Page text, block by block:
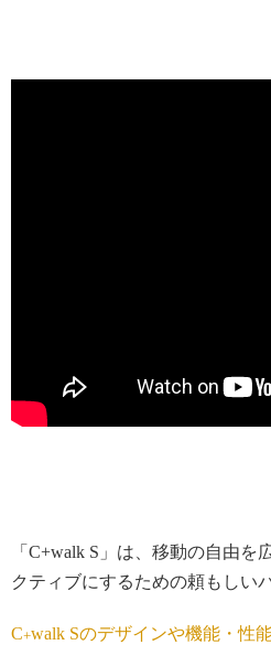
「C+walk S」は、移動の自由
クティブにするための頼もしい
C+walk Sのデザインや機能・性